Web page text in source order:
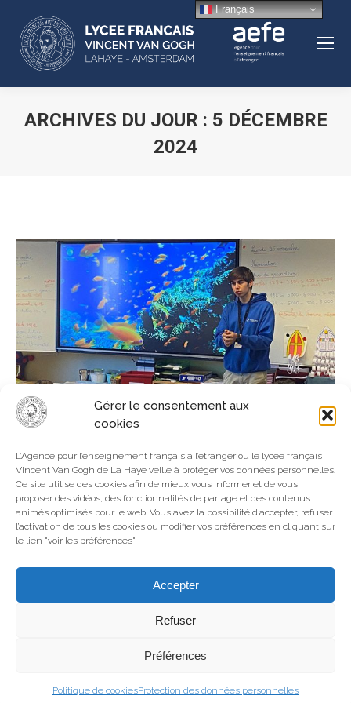
Gérer le consentement aux
cookies
L’Agence pour l’enseignement français à l’étranger ou le lycée français
Vincent Van Gogh de La Haye veille à protéger vos données personnelles.
Ce site utilise des cookies afin de mieux vous informer et de vous
proposer des vidéos, des fonctionnalités de partage et des contenus
animés optimisés pour le web. Vous avez la possibilité d’accepter, refuser
l’activation de tous les cookies ou modifier vos préférences en cliquant sur
le lien "voir les préférences"
Accepter
Refuser
Préférences
Politique de cookiesProtection des données personnelles
ARCHIVES DU JOUR : 5 DÉCEMBRE
2024
CHILDREN FOR THE OCEANS
Collège-Lycée,Développement durable,La Haye,
Maternelle-Elémentaire
ParWebmaster 5 décembre 2024
Nous adressons un très grand nos remerciements à
Marin et Thomas pour avoir ouvert les portes de
Lycée Français Vincent van Gogh Pays-Bas et aux
éco-délégués du secondaire ! Leur objectif :
présenter aux élèves avec conviction et un étalage
documenté les sources de pollution des…
Français